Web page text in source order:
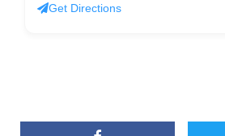
Get Directions